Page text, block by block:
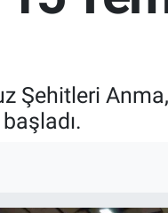
Şehitleri